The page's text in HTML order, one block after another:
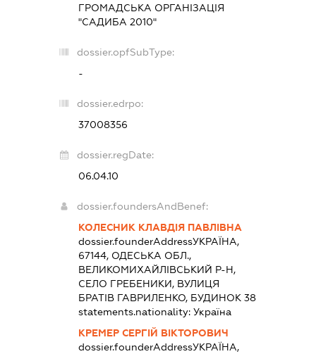
ГРОМАДСЬКА ОРГАНІЗАЦІЯ
"САДИБА 2010"
dossier.opfSubType:
-
dossier.edrpo:
37008356
dossier.regDate:
06.04.10
dossier.foundersAndBenef:
КОЛЕСНИК КЛАВДІЯ ПАВЛІВНА
dossier.founderAddressУКРАЇНА,
67144, ОДЕСЬКА ОБЛ.,
ВЕЛИКОМИХАЙЛІВСЬКИЙ Р-Н,
СЕЛО ГРЕБЕНИКИ, ВУЛИЦЯ
БРАТІВ ГАВРИЛЕНКО, БУДИНОК 38
statements.nationality:Україна
КРЕМЕР СЕРГІЙ ВІКТОРОВИЧ
dossier.founderAddressУКРАЇНА,